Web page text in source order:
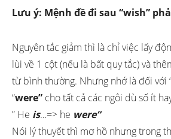
Lưu ý: Mệnh đề đi sau “wish”
Nguyên tắc giảm thì là chỉ việc lấy
lùi về 1 cột (nếu là bất quy tắc) và
từ bình thường. Nhưng nhớ là đối với
“were” cho tất cả các ngôi dù số ít
” He is…=> he were”
Nói lý thuyết thì mơ hồ nhưng trong